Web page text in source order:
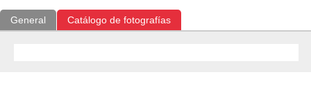
General Catálogo de fotografías